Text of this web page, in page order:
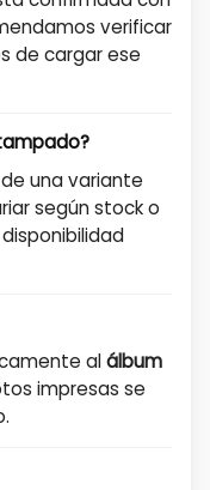
verificar
de cargar ese
una variante
según stock o
alálbum
impresas se